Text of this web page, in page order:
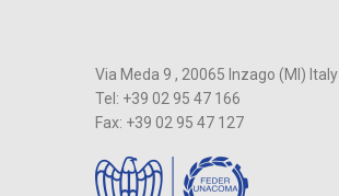
Via Meda 9 , 20065 Inzago (MI) Italy
Tel: +39 02 95 47 166
Fax: +39 02 95 47 127